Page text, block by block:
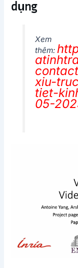
dụng
Xem
thêm:
xiu-
tiet-
05-